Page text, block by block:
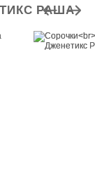
РАША